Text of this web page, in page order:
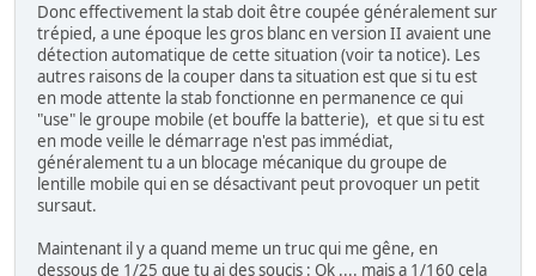
Donc effectivement la stab doit être coupée généralement sur
trépied, a une époque les gros blanc en version II avaient une
détection automatique de cette situation (voir ta notice). Les
autres raisons de la couper dans ta situation est que si tu est
en mode attente la stab fonctionne en permanence ce qui
"use" le groupe mobile (et bouffe la batterie), et que si tu est
en mode veille le démarrage n'est pas immédiat,
généralement tu a un blocage mécanique du groupe de
lentille mobile qui en se désactivant peut provoquer un petit
sursaut.
Maintenant il y a quand meme un truc qui me gêne, en
dessous de 1/25 que tu ai des soucis : Ok .... mais a 1/160 cela